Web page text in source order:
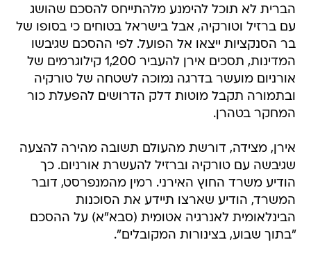
הברית לא תוכל להימנע מלהתייחס להסכם שהושג
עם ברזיל וטורקיה, אבל בישראל בטוחים כי בסופו של
בר הסנקציות ייצאו אל הפועל. לפי ההסכם שגיבשו
המדינות, תסכים אירן להעביר 1,200 קילוגרמים של
אורניום מועשר בדרגה נמוכה לשטחה של טורקיה
ובתמורה תקבל מוטות דלק הדרושים להפעלת כור
המחקר בטהרן.
אירן, מצידה, דורשת מהעולם תשובה מהירה להצעה
שגיבשה עם טורקיה וברזיל להעשרת אורניום. כך
הודיע משרד החוץ האירני. רמין מהמנפרסט, דובר
המשרד, הודיע שארצו תיידע את הסוכנות
הבינלאומית לאנרגיה אטומית (סבא"א) על ההסכם
"בתוך שבוע, בצינורות המקובלים".